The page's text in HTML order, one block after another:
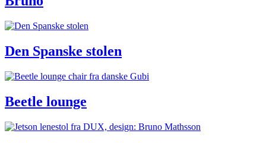
Den Spanske stolen
Beetle lounge